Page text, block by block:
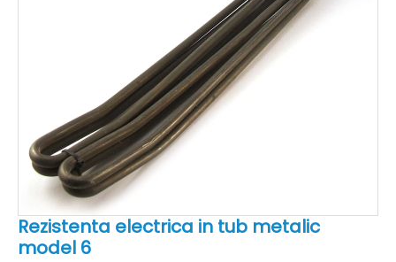
Rezistenta electrica in tub metalic
model 6